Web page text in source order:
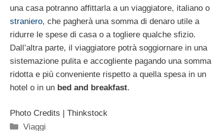
una casa potranno affittarla a un viaggiatore, italiano o
straniero, che pagherà una somma di denaro utile a
ridurre le spese di casa o a togliere qualche sfizio.
Dall’altra parte, il viaggiatore potrà soggiornare in una
sistemazione pulita e accogliente pagando una somma
ridotta e più conveniente rispetto a quella spesa in un
hotel o in un bed and breakfast.
Photo Credits | Thinkstock
Categorie
Viaggi